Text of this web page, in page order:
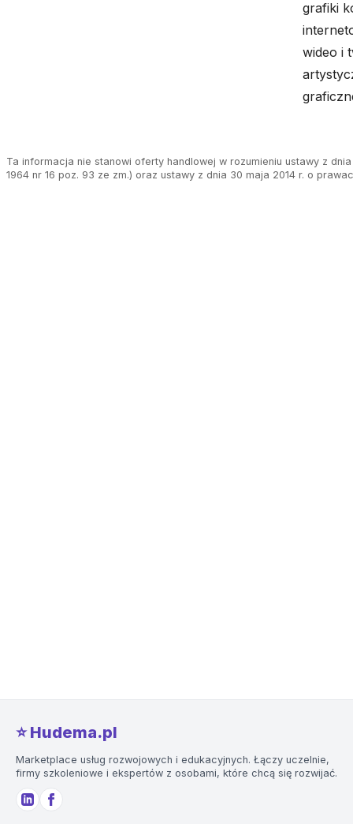
grafiki
wideo i
Ta informacja nie stanowi oferty handlowej w rozumieniu ustawy z
1964 nr 16 poz. 93 ze zm.) oraz ustawy z dnia 30 maja 2014 r. o
⭐️ Hudema.pl
Marketplace usług rozwojowych i edukacyjnych. Łączy uczelnie,
firmy szkoleniowe i ekspertów z osobami, które chcą się rozwijać.